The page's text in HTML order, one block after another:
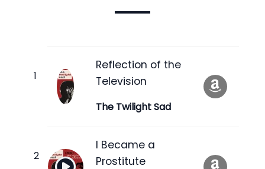
Reflection of the
Television
The Twilight Sad
I Became a
Prostitute